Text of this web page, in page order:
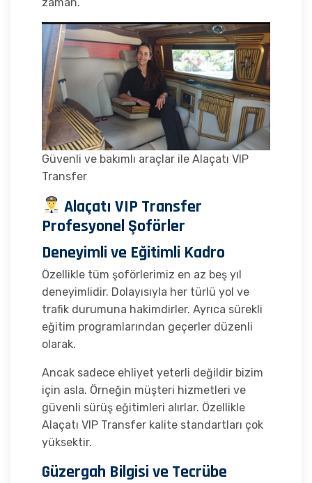
zaman.
Güvenli ve bakımlı araçlar ile Alaçatı VIP
Transfer
Alaçatı VIP Transfer
Profesyonel Şoförler
Deneyimli ve Eğitimli Kadro
Özellikle tüm şoförlerimiz en az beş yıl
deneyimlidir. Dolayısıyla her türlü yol ve
trafik durumuna hakimdirler. Ayrıca sürekli
eğitim programlarından geçerler düzenli
olarak.
Ancak sadece ehliyet yeterli değildir bizim
için asla. Örneğin müşteri hizmetleri ve
güvenli sürüş eğitimleri alırlar. Özellikle
Alaçatı VIP Transfer kalite standartları çok
yüksektir.
Güzergah Bilgisi ve Tecrübe